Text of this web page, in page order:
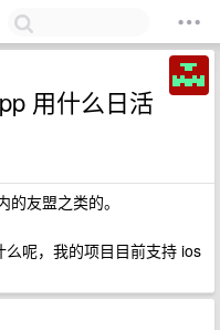
用什么日活
友盟之类的。
呢，我的项目目前支持 ios